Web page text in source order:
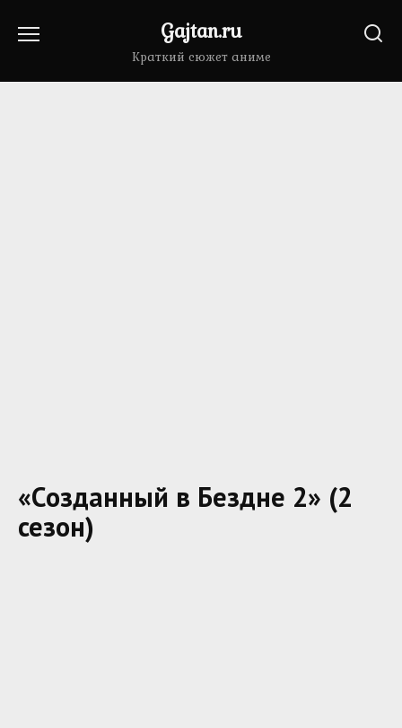
Gajtan.ru
Краткий сюжет аниме
«Созданный в Бездне 2» (2
сезон)